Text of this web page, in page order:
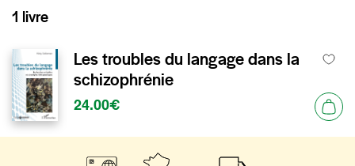
1 livre
Les troubles du langage dans la
schizophrénie
24.00€